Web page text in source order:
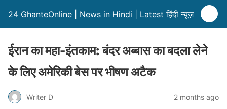
24 GhanteOnline | News in Hindi | Latest हिंदी न्यूज़
ईरान का महा-इंतकाम: बंदर अब्बास का बदला लेने
के लिए अमेरिकी बेस पर भीषण अटैक
Writer D 2 months ago